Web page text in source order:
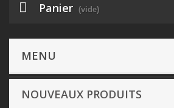
Panier (vide)
MENU
NOUVEAUX PRODUITS